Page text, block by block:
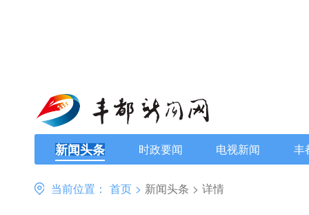
新闻头条 时政要闻 电视新闻 丰
当前位置： 首页 > 新闻头条 > 详情